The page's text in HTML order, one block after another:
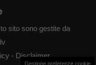
sito sono gestite da
- Disclaimer
Gestione preferenze cookie